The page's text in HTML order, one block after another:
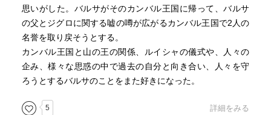
思いがした。バルサがそのカンバル王国に帰って、バルサ
の父とジグロに関する嘘の噂が広がるカンバル王国で2人の
名誉を取り戻そうとする。
カンバル王国と山の王の関係、ルイシャの儀式や、人々の
企み、様々な思惑の中で過去の自分と向き合い、人々を守
ろうとするバルサのことをまた好きになった。
5 詳細をみる